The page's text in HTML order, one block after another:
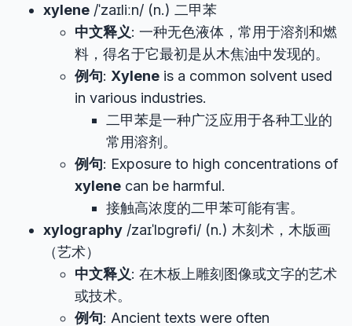
xylene /ˈzaɪliːn/ (n.) 二甲苯
中文释义: 一种无色液体，常用于溶剂和燃
料，得名于它最初是从木焦油中发现的。
例句: Xylene is a common solvent used
in various industries.
二甲苯是一种广泛应用于各种工业的
常用溶剂。
例句: Exposure to high concentrations of
xylene can be harmful.
接触高浓度的二甲苯可能有害。
xylography /zaɪˈlɒɡrəfi/ (n.) 木刻术，木版画
（艺术）
中文释义: 在木板上雕刻图像或文字的艺术
或技术。
例句: Ancient texts were often